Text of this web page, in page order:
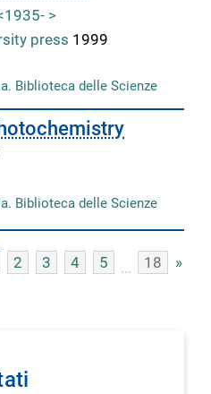
>
press 1999
Biblioteca delle Scienze
Biblioteca delle Scienze
2 3 4 5 18 »